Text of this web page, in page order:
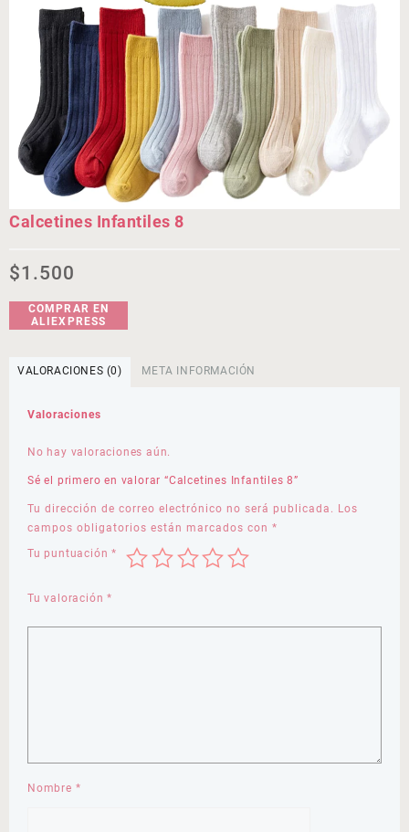
Calcetines Infantiles 8
$1.500
COMPRAR EN
ALIEXPRESS
VALORACIONES (0) META INFORMACIÓN
Valoraciones
No hay valoraciones aún.
Sé el primero en valorar “Calcetines Infantiles 8”
Tu dirección de correo electrónico no será publicada. Los
campos obligatorios están marcados con *
Tu puntuación*
Tu valoración*
Nombre *